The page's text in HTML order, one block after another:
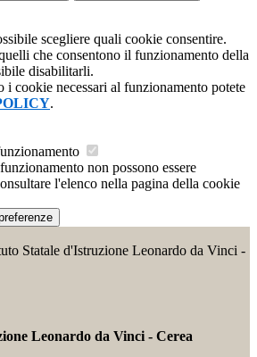
scegliere quali cookie consentire.
che consentono il funzionamento della
disabilitarli.
i cookie necessari al funzionamento potete
.
non possono essere
l'elenco nella pagina della cookie
Statale d'Istruzione Leonardo da Vinci -
Leonardo da Vinci - Cerea